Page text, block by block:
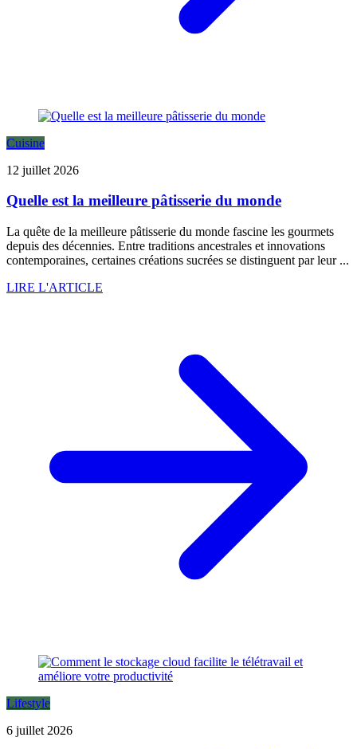
Cuisine
12 juillet 2026
Quelle est la meilleure pâtisserie du monde
La quête de la meilleure pâtisserie du monde fascine les gourmets
depuis des décennies. Entre traditions ancestrales et innovations
contemporaines, certaines créations sucrées se distinguent par leur ...
LIRE L'ARTICLE
Lifestyle
6 juillet 2026